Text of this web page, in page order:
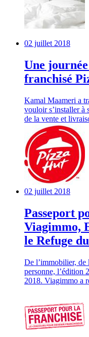
02 juillet 2018
Une
franchisé
Kamal Maameri a
vouloir s’installer à
de la vente et
02 juillet 2018
Passeport
Viagimmo,
le Refuge
De l’immobilier, de
personne, l’édition
2018. Viagimmo a